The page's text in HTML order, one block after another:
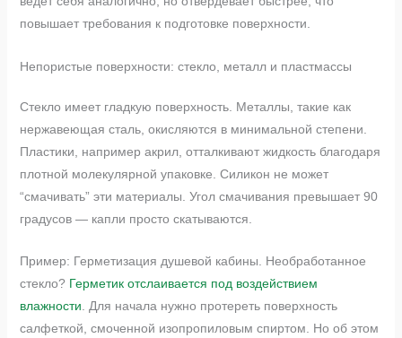
повышает требования к подготовке поверхности.
Непористые поверхности: стекло, металл и пластмассы
Стекло имеет гладкую поверхность. Металлы, такие как
нержавеющая сталь, окисляются в минимальной степени.
Пластики, например акрил, отталкивают жидкость благодаря
плотной молекулярной упаковке. Силикон не может
“смачивать” эти материалы. Угол смачивания превышает 90
градусов — капли просто скатываются.
Пример: Герметизация душевой кабины. Необработанное
стекло? Герметик отслаивается под воздействием
влажности . Для начала нужно протереть поверхность
салфеткой, смоченной изопропиловым спиртом. Но об этом